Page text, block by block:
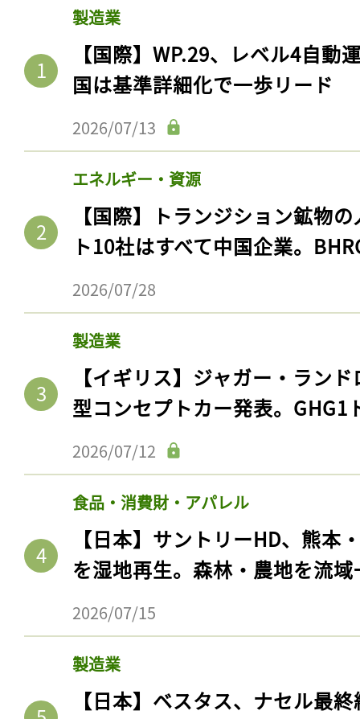
製造業
【国際】WP.29、レベル4自動
国は基準詳細化で一歩リード
2026/07/13
エネルギー・資源
【国際】トランジション鉱物
ト10社はすべて中国企業。
2026/07/28
製造業
【イギリス】ジャガー・ラン
型コンセプトカー発表。GHG1
2026/07/12
食品・消費財・アパレル
【日本】サントリーHD、熊本
を湿地再生。森林・農地を流
2026/07/15
製造業
【日本】ベスタス、ナセル最